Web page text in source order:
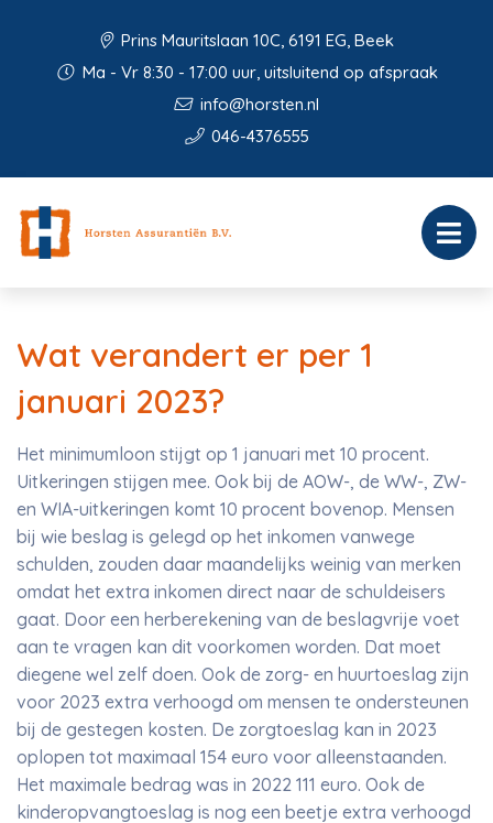
Prins Mauritslaan 10C, 6191 EG, Beek
Ma - Vr 8:30 - 17:00 uur, uitsluitend op afspraak
info@horsten.nl
046-4376555
Wat verandert er per 1
januari 2023?
Het minimumloon stijgt op 1 januari met 10 procent.
Uitkeringen stijgen mee. Ook bij de AOW-, de WW-, ZW-
en WIA-uitkeringen komt 10 procent bovenop. Mensen
bij wie beslag is gelegd op het inkomen vanwege
schulden, zouden daar maandelijks weinig van merken
omdat het extra inkomen direct naar de schuldeisers
gaat. Door een herberekening van de beslagvrije voet
aan te vragen kan dit voorkomen worden. Dat moet
diegene wel zelf doen. Ook de zorg- en huurtoeslag zijn
voor 2023 extra verhoogd om mensen te ondersteunen
bij de gestegen kosten. De zorgtoeslag kan in 2023
oplopen tot maximaal 154 euro voor alleenstaanden.
Het maximale bedrag was in 2022 111 euro. Ook de
kinderopvangtoeslag is nog een beetje extra verhoogd